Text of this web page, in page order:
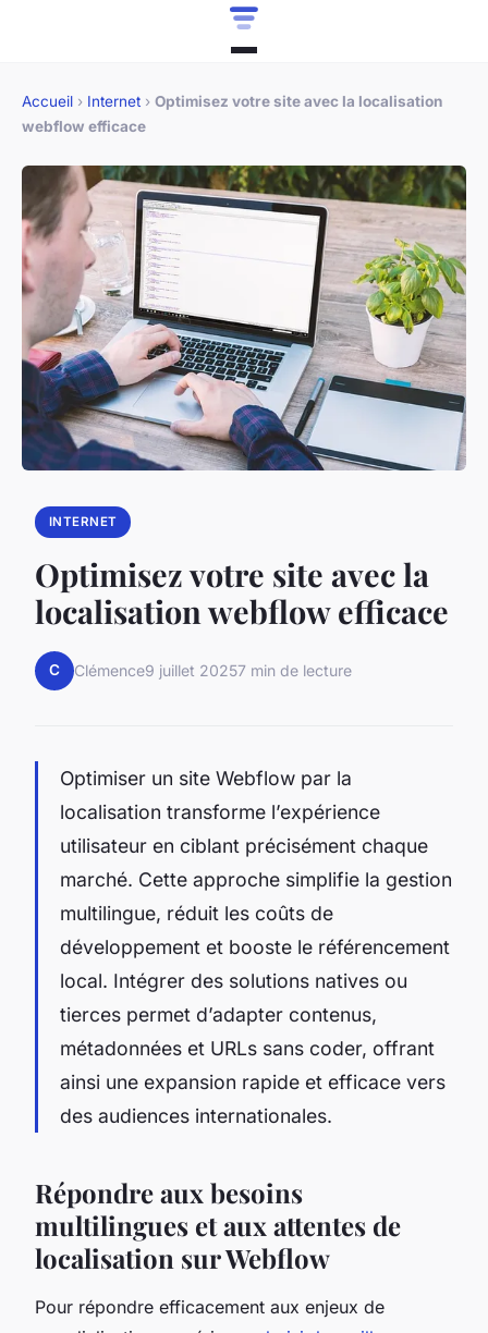
Accueil › Internet › Optimisez votre site avec la localisation
webflow efficace
INTERNET
Optimisez votre site avec la
localisation webflow efficace
C Clémence9 juillet 20257 min de lecture
Optimiser un site Webflow par la
localisation transforme l’expérience
utilisateur en ciblant précisément chaque
marché. Cette approche simplifie la gestion
multilingue, réduit les coûts de
développement et booste le référencement
local. Intégrer des solutions natives ou
tierces permet d’adapter contenus,
métadonnées et URLs sans coder, offrant
ainsi une expansion rapide et efficace vers
des audiences internationales.
Répondre aux besoins
multilingues et aux attentes de
localisation sur Webflow
Pour répondre efficacement aux enjeux de